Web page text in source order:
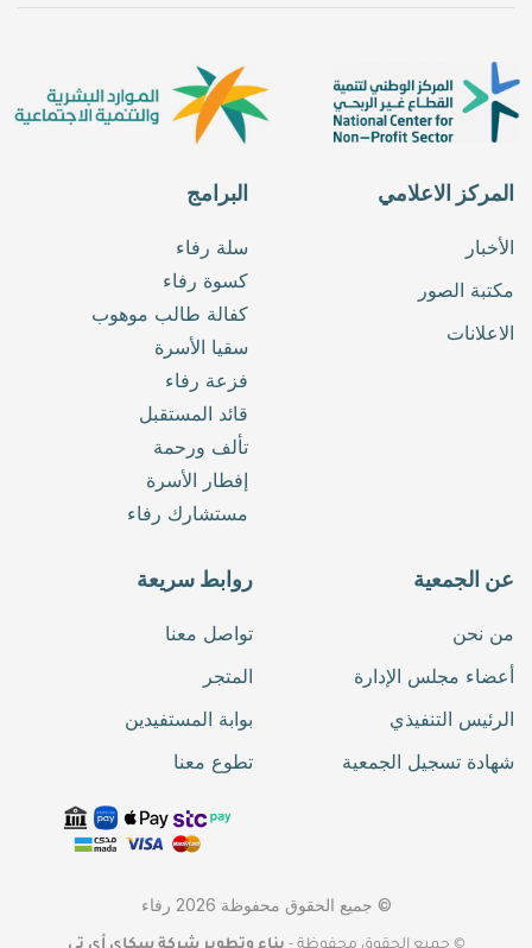
المركز الاعلامي
الأخبار
مكتبة الصور
الاعلانات
البرامج
سلة رفاء
كسوة رفاء
كفالة طالب موهوب
سقيا الأسرة
فزعة رفاء
قائد المستقبل
تألف ورحمة
إفطار الأسرة
مستشارك رفاء
عن الجمعية
من نحن
أعضاء مجلس الإدارة
الرئيس التنفيذي
شهادة تسجيل الجمعية
روابط سريعة
تواصل معنا
المتجر
بوابة المستفيدين
تطوع معنا
© جميع الحقوق محفوظة 2026 رفاء